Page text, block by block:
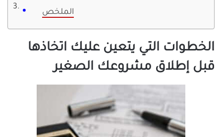
الملخص
الخطوات التي يتعين عليك اتخاذها
قبل إطلاق مشروعك الصغير